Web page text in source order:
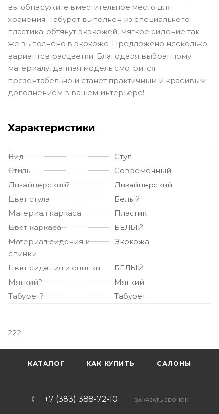
вы обнаружите вместительное место для
хранения. Табурет выполнен из специального
пластика, обтянут экокожей, мягкое сидение так
же выполнено в экокоже. Предложено несколько
вариантов расцветки. Благодаря выбранному
материалу, данная модель смотрится
презентабельно и станет практичным и красивым
дополнением в вашем интерьере!
Характеристики
Вид
Стул
Стиль
Современный
Дизайнерский?
Дизайнерский
Цвет стула
Белый
Материал каркаса
Пластик
Цвет каркаса
БЕЛЫЙ
Материал сидения и
спинки
Экокожа
Цвет сидения и спинки
БЕЛЫЙ
Мягкий?
Мягкий
Табурет?
Табурет
222
КАТАЛОГ КАК КУПИТЬ САЛОНЫ
+7 (383) 388-72-10 ЗАКАЗАТЬ ЗВОНОК